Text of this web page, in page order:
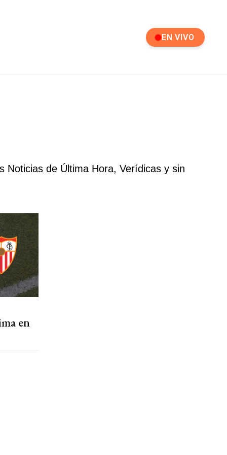
EN VIVO
Noticias de Última Hora, Verídicas y sin
en